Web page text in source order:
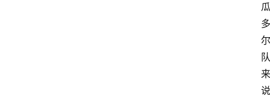
瓜
多
尔
队
来
说